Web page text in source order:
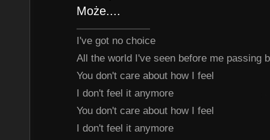
Może....
I've got no choice
All the world I've seen before me passing
You don't care about how I feel
I don't feel it anymore
You don't care about how I feel
I don't feel it anymore